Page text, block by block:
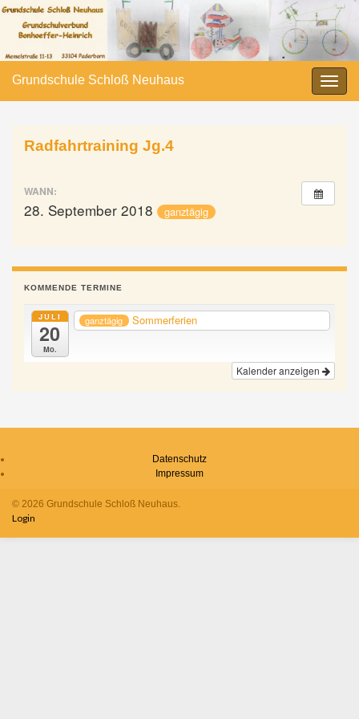
Grundschule Schloß Neuhaus
Radfahrtraining Jg.4
WANN:
28. September 2018 ganztägig
KOMMENDE TERMINE
JULI
20
Mo.
ganztägig Sommerferien
Kalender anzeigen
Datenschutz
Impressum
© 2026 Grundschule Schloß Neuhaus.
Login